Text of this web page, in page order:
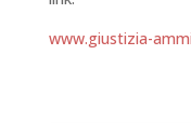
www.giustizia-